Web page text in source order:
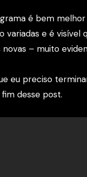
é bem
variadas e é
– muito
eu preciso
desse post.